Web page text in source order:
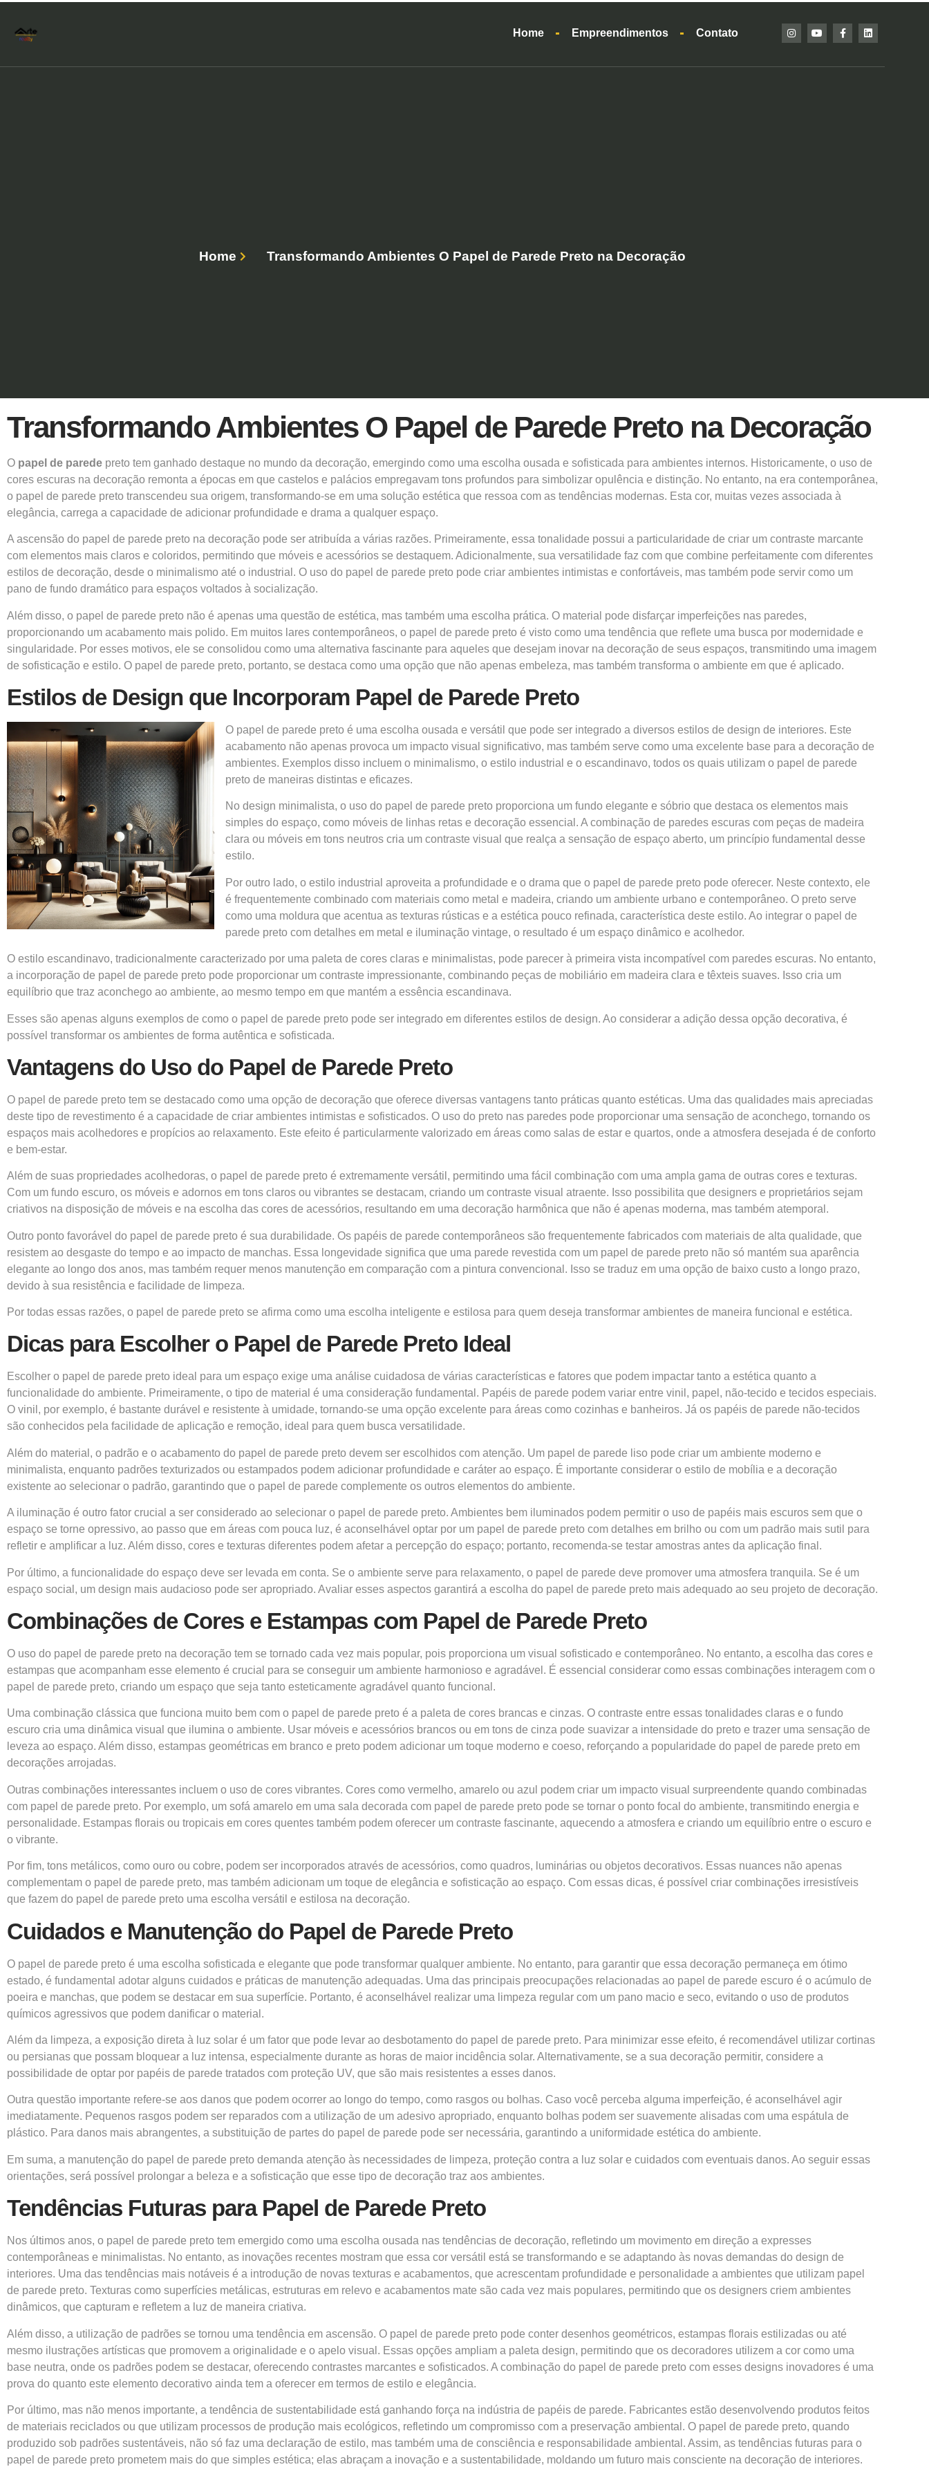
Home Empreendimentos Contato
Home Transformando Ambientes O Papel de Parede Preto na Decoração
Transformando Ambientes O Papel de Parede Preto na Decoração
O papel de parede preto tem ganhado destaque no mundo da decoração, emergindo como uma escolha ousada e sofisticada para ambientes internos. Historicamente, o uso de
cores escuras na decoração remonta a épocas em que castelos e palácios empregavam tons profundos para simbolizar opulência e distinção. No entanto, na era contemporânea,
o papel de parede preto transcendeu sua origem, transformando-se em uma solução estética que ressoa com as tendências modernas. Esta cor, muitas vezes associada à
elegância, carrega a capacidade de adicionar profundidade e drama a qualquer espaço.
A ascensão do papel de parede preto na decoração pode ser atribuída a várias razões. Primeiramente, essa tonalidade possui a particularidade de criar um contraste marcante
com elementos mais claros e coloridos, permitindo que móveis e acessórios se destaquem. Adicionalmente, sua versatilidade faz com que combine perfeitamente com diferentes
estilos de decoração, desde o minimalismo até o industrial. O uso do papel de parede preto pode criar ambientes intimistas e confortáveis, mas também pode servir como um
pano de fundo dramático para espaços voltados à socialização.
Além disso, o papel de parede preto não é apenas uma questão de estética, mas também uma escolha prática. O material pode disfarçar imperfeições nas paredes,
proporcionando um acabamento mais polido. Em muitos lares contemporâneos, o papel de parede preto é visto como uma tendência que reflete uma busca por modernidade e
singularidade. Por esses motivos, ele se consolidou como uma alternativa fascinante para aqueles que desejam inovar na decoração de seus espaços, transmitindo uma imagem
de sofisticação e estilo. O papel de parede preto, portanto, se destaca como uma opção que não apenas embeleza, mas também transforma o ambiente em que é aplicado.
Estilos de Design que Incorporam Papel de Parede Preto
O papel de parede preto é uma escolha ousada e versátil que pode ser integrado a diversos estilos de design de interiores. Este
acabamento não apenas provoca um impacto visual significativo, mas também serve como uma excelente base para a decoração de
ambientes. Exemplos disso incluem o minimalismo, o estilo industrial e o escandinavo, todos os quais utilizam o papel de parede
preto de maneiras distintas e eficazes.
No design minimalista, o uso do papel de parede preto proporciona um fundo elegante e sóbrio que destaca os elementos mais
simples do espaço, como móveis de linhas retas e decoração essencial. A combinação de paredes escuras com peças de madeira
clara ou móveis em tons neutros cria um contraste visual que realça a sensação de espaço aberto, um princípio fundamental desse
estilo.
Por outro lado, o estilo industrial aproveita a profundidade e o drama que o papel de parede preto pode oferecer. Neste contexto, ele
é frequentemente combinado com materiais como metal e madeira, criando um ambiente urbano e contemporâneo. O preto serve
como uma moldura que acentua as texturas rústicas e a estética pouco refinada, característica deste estilo. Ao integrar o papel de
parede preto com detalhes em metal e iluminação vintage, o resultado é um espaço dinâmico e acolhedor.
O estilo escandinavo, tradicionalmente caracterizado por uma paleta de cores claras e minimalistas, pode parecer à primeira vista incompatível com paredes escuras. No entanto,
a incorporação de papel de parede preto pode proporcionar um contraste impressionante, combinando peças de mobiliário em madeira clara e têxteis suaves. Isso cria um
equilíbrio que traz aconchego ao ambiente, ao mesmo tempo em que mantém a essência escandinava.
Esses são apenas alguns exemplos de como o papel de parede preto pode ser integrado em diferentes estilos de design. Ao considerar a adição dessa opção decorativa, é
possível transformar os ambientes de forma autêntica e sofisticada.
Vantagens do Uso do Papel de Parede Preto
O papel de parede preto tem se destacado como uma opção de decoração que oferece diversas vantagens tanto práticas quanto estéticas. Uma das qualidades mais apreciadas
deste tipo de revestimento é a capacidade de criar ambientes intimistas e sofisticados. O uso do preto nas paredes pode proporcionar uma sensação de aconchego, tornando os
espaços mais acolhedores e propícios ao relaxamento. Este efeito é particularmente valorizado em áreas como salas de estar e quartos, onde a atmosfera desejada é de conforto
e bem-estar.
Além de suas propriedades acolhedoras, o papel de parede preto é extremamente versátil, permitindo uma fácil combinação com uma ampla gama de outras cores e texturas.
Com um fundo escuro, os móveis e adornos em tons claros ou vibrantes se destacam, criando um contraste visual atraente. Isso possibilita que designers e proprietários sejam
criativos na disposição de móveis e na escolha das cores de acessórios, resultando em uma decoração harmônica que não é apenas moderna, mas também atemporal.
Outro ponto favorável do papel de parede preto é sua durabilidade. Os papéis de parede contemporâneos são frequentemente fabricados com materiais de alta qualidade, que
resistem ao desgaste do tempo e ao impacto de manchas. Essa longevidade significa que uma parede revestida com um papel de parede preto não só mantém sua aparência
elegante ao longo dos anos, mas também requer menos manutenção em comparação com a pintura convencional. Isso se traduz em uma opção de baixo custo a longo prazo,
devido à sua resistência e facilidade de limpeza.
Por todas essas razões, o papel de parede preto se afirma como uma escolha inteligente e estilosa para quem deseja transformar ambientes de maneira funcional e estética.
Dicas para Escolher o Papel de Parede Preto Ideal
Escolher o papel de parede preto ideal para um espaço exige uma análise cuidadosa de várias características e fatores que podem impactar tanto a estética quanto a
funcionalidade do ambiente. Primeiramente, o tipo de material é uma consideração fundamental. Papéis de parede podem variar entre vinil, papel, não-tecido e tecidos especiais.
O vinil, por exemplo, é bastante durável e resistente à umidade, tornando-se uma opção excelente para áreas como cozinhas e banheiros. Já os papéis de parede não-tecidos
são conhecidos pela facilidade de aplicação e remoção, ideal para quem busca versatilidade.
Além do material, o padrão e o acabamento do papel de parede preto devem ser escolhidos com atenção. Um papel de parede liso pode criar um ambiente moderno e
minimalista, enquanto padrões texturizados ou estampados podem adicionar profundidade e caráter ao espaço. É importante considerar o estilo de mobília e a decoração
existente ao selecionar o padrão, garantindo que o papel de parede complemente os outros elementos do ambiente.
A iluminação é outro fator crucial a ser considerado ao selecionar o papel de parede preto. Ambientes bem iluminados podem permitir o uso de papéis mais escuros sem que o
espaço se torne opressivo, ao passo que em áreas com pouca luz, é aconselhável optar por um papel de parede preto com detalhes em brilho ou com um padrão mais sutil para
refletir e amplificar a luz. Além disso, cores e texturas diferentes podem afetar a percepção do espaço; portanto, recomenda-se testar amostras antes da aplicação final.
Por último, a funcionalidade do espaço deve ser levada em conta. Se o ambiente serve para relaxamento, o papel de parede deve promover uma atmosfera tranquila. Se é um
espaço social, um design mais audacioso pode ser apropriado. Avaliar esses aspectos garantirá a escolha do papel de parede preto mais adequado ao seu projeto de decoração.
Combinações de Cores e Estampas com Papel de Parede Preto
O uso do papel de parede preto na decoração tem se tornado cada vez mais popular, pois proporciona um visual sofisticado e contemporâneo. No entanto, a escolha das cores e
estampas que acompanham esse elemento é crucial para se conseguir um ambiente harmonioso e agradável. É essencial considerar como essas combinações interagem com o
papel de parede preto, criando um espaço que seja tanto esteticamente agradável quanto funcional.
Uma combinação clássica que funciona muito bem com o papel de parede preto é a paleta de cores brancas e cinzas. O contraste entre essas tonalidades claras e o fundo
escuro cria uma dinâmica visual que ilumina o ambiente. Usar móveis e acessórios brancos ou em tons de cinza pode suavizar a intensidade do preto e trazer uma sensação de
leveza ao espaço. Além disso, estampas geométricas em branco e preto podem adicionar um toque moderno e coeso, reforçando a popularidade do papel de parede preto em
decorações arrojadas.
Outras combinações interessantes incluem o uso de cores vibrantes. Cores como vermelho, amarelo ou azul podem criar um impacto visual surpreendente quando combinadas
com papel de parede preto. Por exemplo, um sofá amarelo em uma sala decorada com papel de parede preto pode se tornar o ponto focal do ambiente, transmitindo energia e
personalidade. Estampas florais ou tropicais em cores quentes também podem oferecer um contraste fascinante, aquecendo a atmosfera e criando um equilíbrio entre o escuro e
o vibrante.
Por fim, tons metálicos, como ouro ou cobre, podem ser incorporados através de acessórios, como quadros, luminárias ou objetos decorativos. Essas nuances não apenas
complementam o papel de parede preto, mas também adicionam um toque de elegância e sofisticação ao espaço. Com essas dicas, é possível criar combinações irresistíveis
que fazem do papel de parede preto uma escolha versátil e estilosa na decoração.
Cuidados e Manutenção do Papel de Parede Preto
O papel de parede preto é uma escolha sofisticada e elegante que pode transformar qualquer ambiente. No entanto, para garantir que essa decoração permaneça em ótimo
estado, é fundamental adotar alguns cuidados e práticas de manutenção adequadas. Uma das principais preocupações relacionadas ao papel de parede escuro é o acúmulo de
poeira e manchas, que podem se destacar em sua superfície. Portanto, é aconselhável realizar uma limpeza regular com um pano macio e seco, evitando o uso de produtos
químicos agressivos que podem danificar o material.
Além da limpeza, a exposição direta à luz solar é um fator que pode levar ao desbotamento do papel de parede preto. Para minimizar esse efeito, é recomendável utilizar cortinas
ou persianas que possam bloquear a luz intensa, especialmente durante as horas de maior incidência solar. Alternativamente, se a sua decoração permitir, considere a
possibilidade de optar por papéis de parede tratados com proteção UV, que são mais resistentes a esses danos.
Outra questão importante refere-se aos danos que podem ocorrer ao longo do tempo, como rasgos ou bolhas. Caso você perceba alguma imperfeição, é aconselhável agir
imediatamente. Pequenos rasgos podem ser reparados com a utilização de um adesivo apropriado, enquanto bolhas podem ser suavemente alisadas com uma espátula de
plástico. Para danos mais abrangentes, a substituição de partes do papel de parede pode ser necessária, garantindo a uniformidade estética do ambiente.
Em suma, a manutenção do papel de parede preto demanda atenção às necessidades de limpeza, proteção contra a luz solar e cuidados com eventuais danos. Ao seguir essas
orientações, será possível prolongar a beleza e a sofisticação que esse tipo de decoração traz aos ambientes.
Tendências Futuras para Papel de Parede Preto
Nos últimos anos, o papel de parede preto tem emergido como uma escolha ousada nas tendências de decoração, refletindo um movimento em direção a expresses
contemporâneas e minimalistas. No entanto, as inovações recentes mostram que essa cor versátil está se transformando e se adaptando às novas demandas do design de
interiores. Uma das tendências mais notáveis é a introdução de novas texturas e acabamentos, que acrescentam profundidade e personalidade a ambientes que utilizam papel
de parede preto. Texturas como superfícies metálicas, estruturas em relevo e acabamentos mate são cada vez mais populares, permitindo que os designers criem ambientes
dinâmicos, que capturam e refletem a luz de maneira criativa.
Além disso, a utilização de padrões se tornou uma tendência em ascensão. O papel de parede preto pode conter desenhos geométricos, estampas florais estilizadas ou até
mesmo ilustrações artísticas que promovem a originalidade e o apelo visual. Essas opções ampliam a paleta design, permitindo que os decoradores utilizem a cor como uma
base neutra, onde os padrões podem se destacar, oferecendo contrastes marcantes e sofisticados. A combinação do papel de parede preto com esses designs inovadores é uma
prova do quanto este elemento decorativo ainda tem a oferecer em termos de estilo e elegância.
Por último, mas não menos importante, a tendência de sustentabilidade está ganhando força na indústria de papéis de parede. Fabricantes estão desenvolvendo produtos feitos
de materiais reciclados ou que utilizam processos de produção mais ecológicos, refletindo um compromisso com a preservação ambiental. O papel de parede preto, quando
produzido sob padrões sustentáveis, não só faz uma declaração de estilo, mas também uma de consciência e responsabilidade ambiental. Assim, as tendências futuras para o
papel de parede preto prometem mais do que simples estética; elas abraçam a inovação e a sustentabilidade, moldando um futuro mais consciente na decoração de interiores.